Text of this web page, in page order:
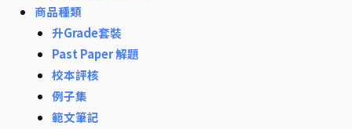
商品種類
升Grade套裝
Past Paper 解題
校本評核
例子集
範文筆記